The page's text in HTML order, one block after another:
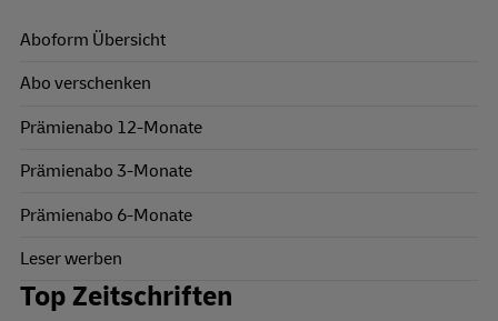
Aboform Übersicht
Abo verschenken
Prämienabo 12-Monate
Prämienabo 3-Monate
Prämienabo 6-Monate
Leser werben
Top Zeitschriften